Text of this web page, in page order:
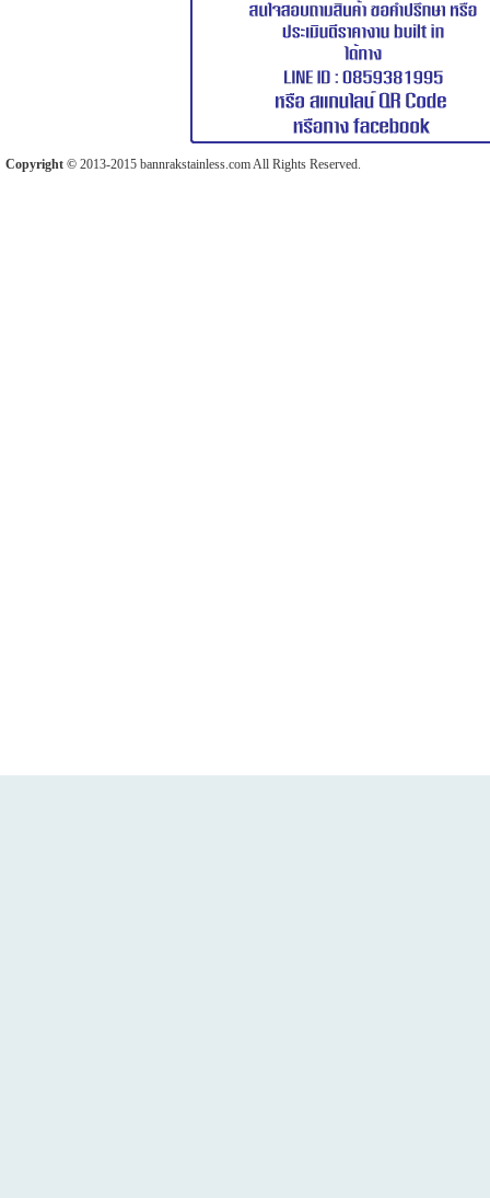
Copyright © 2013-2015 bannrakstainless.com All Rights Reserved.